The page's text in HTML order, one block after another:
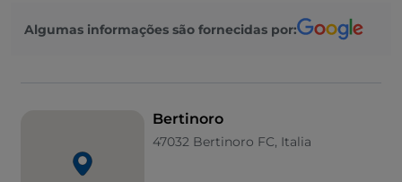
que resta desta tradição é oFestival da
Algumas informações são fornecidas por:
Bertinoro
47032 Bertinoro FC, Italia